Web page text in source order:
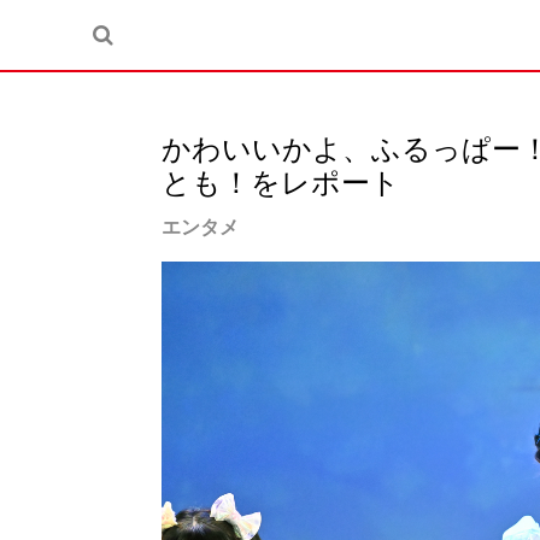
かわいいかよ、ふるっぱー
とも！をレポート
エンタメ